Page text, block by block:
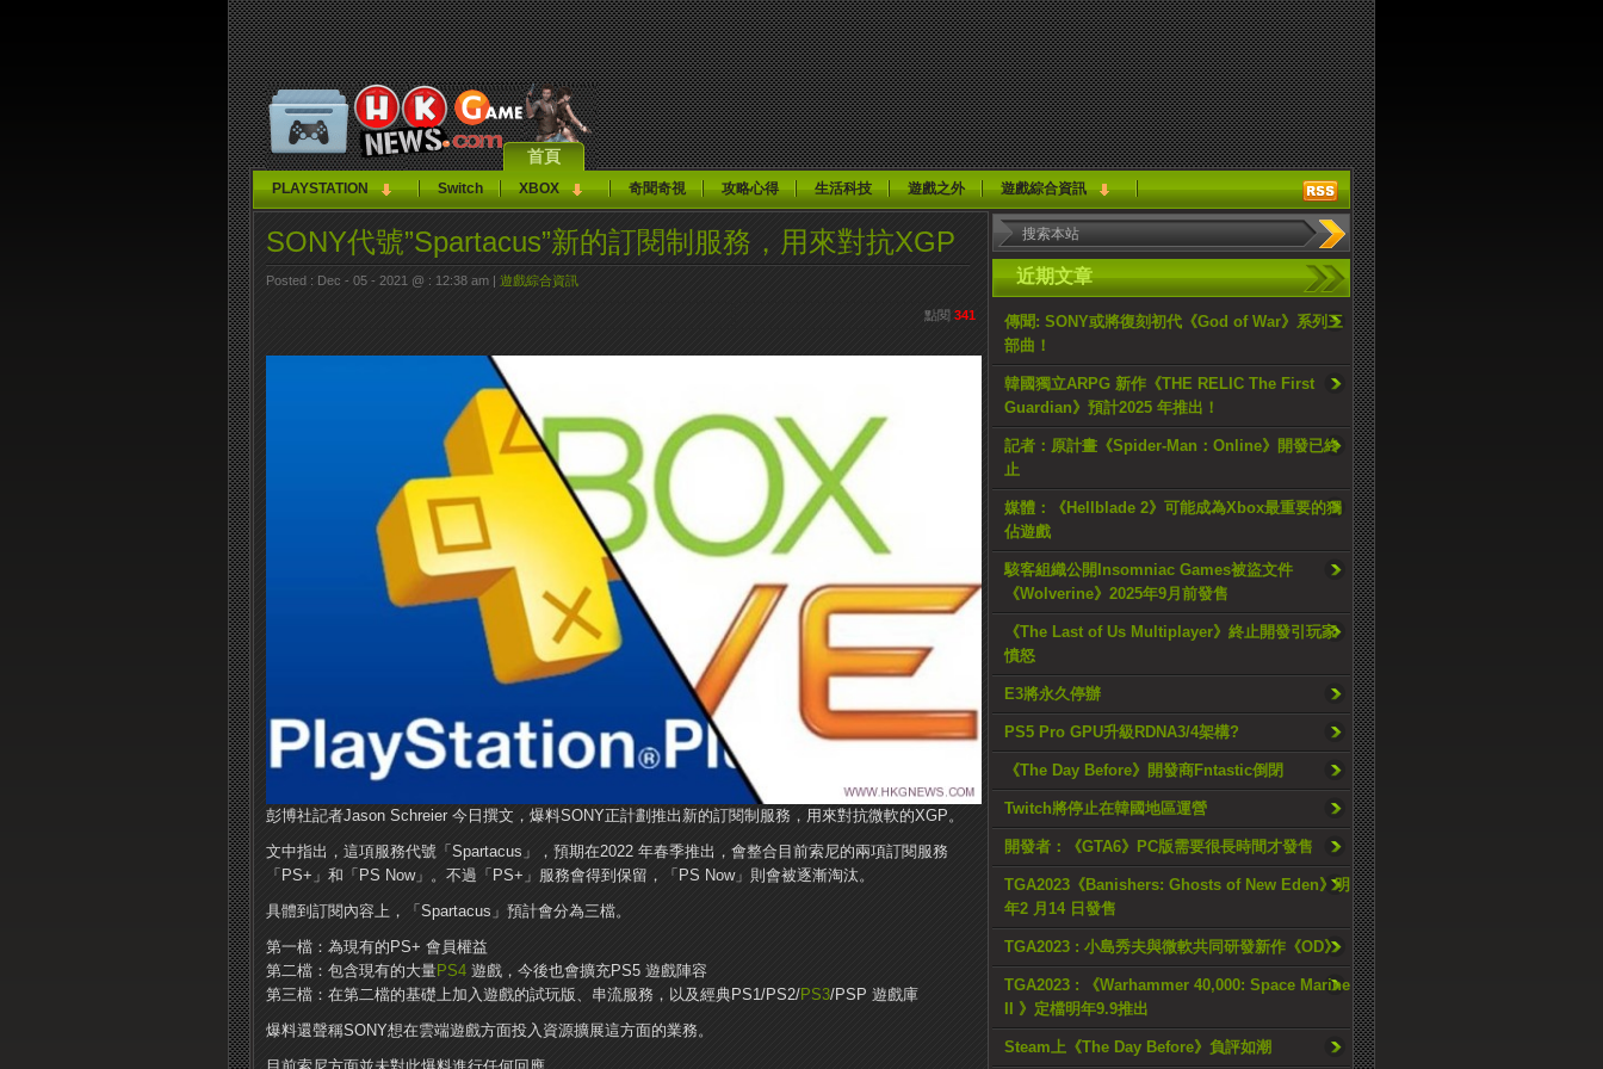
首頁
PLAYSTATION Switch XBOX 奇聞奇視 攻略心得 生活科技 遊戲之外 遊戲綜合資訊
近期文章
傳聞: SONY或將復刻初代《God of War》系列三
部曲！
韓國獨立ARPG 新作《THE RELIC The First
Guardian》預計2025 年推出！
記者：原計畫《Spider-Man：Online》開發已終
止
媒體：《Hellblade 2》可能成為Xbox最重要的獨
佔遊戲
駭客組織公開Insomniac Games被盜文件
《Wolverine》2025年9月前發售
《The Last of Us Multiplayer》終止開發引玩家
憤怒
E3將永久停辦
PS5 Pro GPU升級RDNA3/4架構?
《The Day Before》開發商Fntastic倒閉
Twitch將停止在韓國地區運營
開發者：《GTA6》PC版需要很長時間才發售
TGA2023《Banishers: Ghosts of New Eden》明
年2 月14 日發售
TGA2023 : 小島秀夫與微軟共同研發新作《OD》
TGA2023 : 《Warhammer 40,000: Space Marine
II 》定檔明年9.9推出
Steam上《The Day Before》負評如潮
SONY代號”Spartacus”新的訂閱制服務，用來對抗XGP
Posted : Dec - 05 - 2021 @ : 12:38 am | 遊戲綜合資訊
點閱 341
彭博社記者Jason Schreier 今日撰文，爆料SONY正計劃推出新的訂閱制服務，用來對抗微軟的XGP。
文中指出，這項服務代號「Spartacus」，預期在2022 年春季推出，會整合目前索尼的兩項訂閱服務
「PS+」和「PS Now」。不過「PS+」服務會得到保留，「PS Now」則會被逐漸淘汰。
具體到訂閱內容上，「Spartacus」預計會分為三檔。
第一檔：為現有的PS+ 會員權益
第二檔：包含現有的大量PS4 遊戲，今後也會擴充PS5 遊戲陣容
第三檔：在第二檔的基礎上加入遊戲的試玩版、串流服務，以及經典PS1/PS2/PS3/PSP 遊戲庫
爆料還聲稱SONY想在雲端遊戲方面投入資源擴展這方面的業務。